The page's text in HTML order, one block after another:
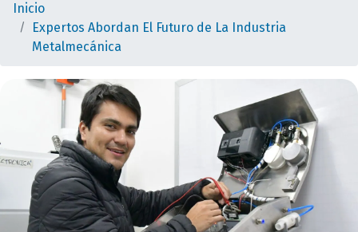
Inicio
Expertos Abordan El Futuro de La Industria
Metalmecánica